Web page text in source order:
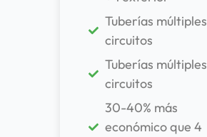
Tuberías múltiples
circuitos
Tuberías múltiples
circuitos
30-40% más
económico que 4